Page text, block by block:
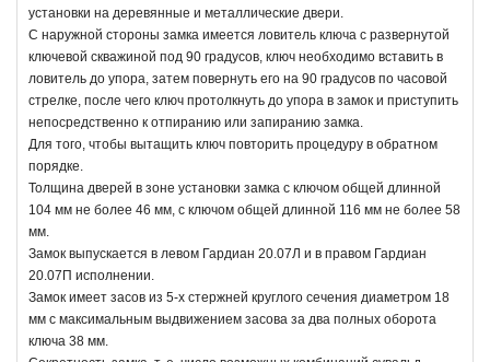
установки на деревянные и металлические двери.
С наружной стороны замка имеется ловитель ключа с развернутой
ключевой скважиной под 90 градусов, ключ необходимо вставить в
ловитель до упора, затем повернуть его на 90 градусов по часовой
стрелке, после чего ключ протолкнуть до упора в замок и приступить
непосредственно к отпиранию или запиранию замка.
Для того, чтобы вытащить ключ повторить процедуру в обратном
порядке.
Толщина дверей в зоне установки замка с ключом общей длинной
104 мм не более 46 мм, с ключом общей длинной 116 мм не более 58
мм.
Замок выпускается в левом Гардиан 20.07Л и в правом Гардиан
20.07П исполнении.
Замок имеет засов из 5-х стержней круглого сечения диаметром 18
мм с максимальным выдвижением засова за два полных оборота
ключа 38 мм.